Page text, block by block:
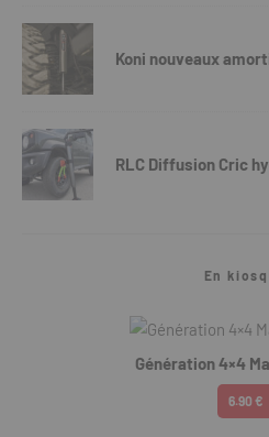
Koni nouveaux
RLC Diffusion Cric
En
Génération 4×4
6.90 €